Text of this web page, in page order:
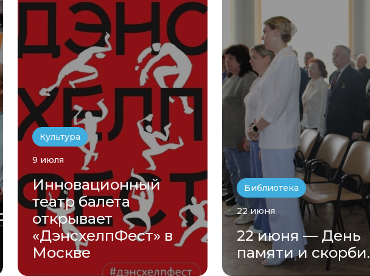
Культура
9 июля
Инновационный
театр балета
открывает
«ДэнсхелпФест» в
Москве
Библиотека
22 июня
22 июня — День
памяти и скорби.